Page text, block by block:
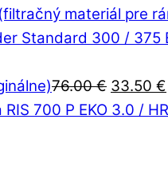
materiál pre
Standard 300 / 375
76.00€ Pôvodná
cena
33.50 €
700 P EKO 3.0 /